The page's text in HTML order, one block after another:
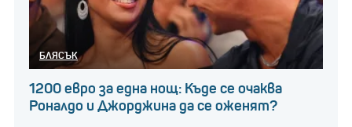
БЛЯСЪК
1200 евро за една нощ: Къде се очаква
Роналдо и Джорджина да се оженят?